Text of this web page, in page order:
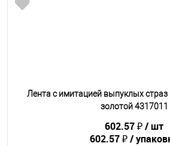
Лента с имитацией выпуклых страз
золотой 4317011
602.57 ₽
шт
602.57 ₽